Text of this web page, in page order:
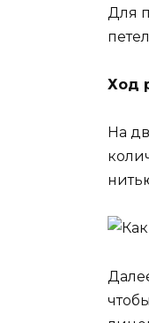
Для
Ход
На